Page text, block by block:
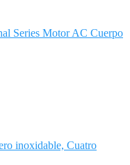
Series Motor AC Cuerpo
inoxidable, Cuatro